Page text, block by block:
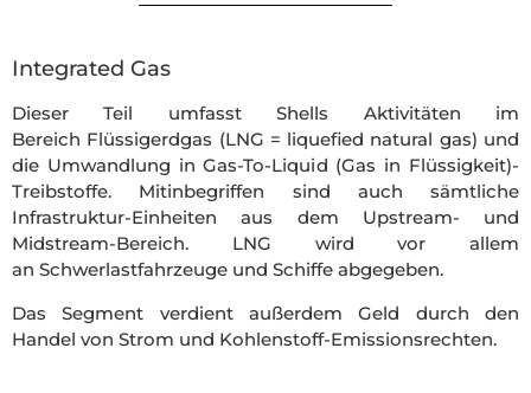
Integrated Gas
Dieser Teil umfasst Shells Aktivitäten im
Bereich Flüssigerdgas (LNG = liquefied natural gas) und
die Umwandlung in Gas-To-Liquid (Gas in Flüssigkeit)-
Treibstoffe. Mitinbegriffen sind auch sämtliche
Infrastruktur-Einheiten aus dem Upstream- und
Midstream-Bereich. LNG wird vor allem
an Schwerlastfahrzeuge und Schiffe abgegeben.
Das Segment verdient außerdem Geld durch den
Handel von Strom und Kohlenstoff-Emissionsrechten.